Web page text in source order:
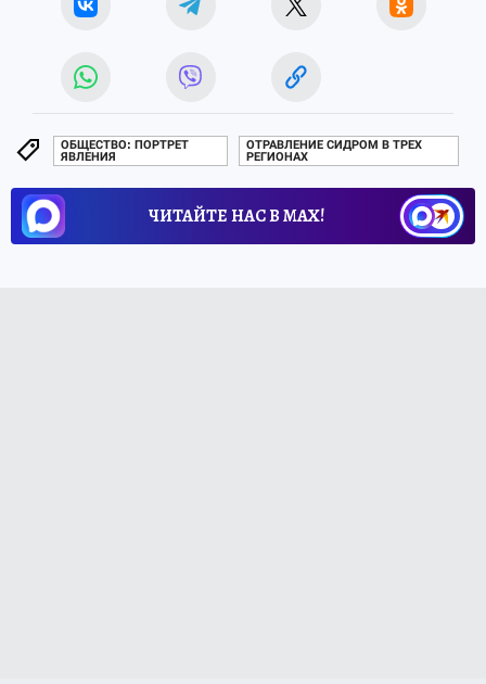
ОБЩЕСТВО: ПОРТРЕТ
ЯВЛЕНИЯ
ОТРАВЛЕНИЕ СИДРОМ В ТРЕХ
РЕГИОНАХ
ЧИТАЙТЕ НАС В МАХ!